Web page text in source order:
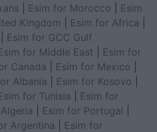
Esim for Morocco
Esim
Kingdom Esim for Africa
Esim for GCC Gulf
for Middle East
Esim for
Canada Esim for Mexico
Albania Esim for Kosovo
for Tunisia
Esim for
Esim for Portugal
Argentina
Esim for